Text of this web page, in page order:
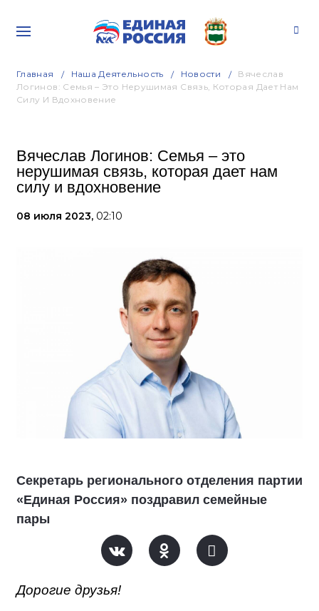
Главная Наша Деятельность Новости
Вячеслав
Логинов: Семья – Это Нерушимая Связь, Которая Дает Нам
Силу И Вдохновение
Вячеслав Логинов: Семья – это
нерушимая связь, которая дает нам
силу и вдохновение
08 июля 2023, 02:10
Секретарь регионального отделения партии
«Единая Россия» поздравил семейные
пары
Дорогие друзья!